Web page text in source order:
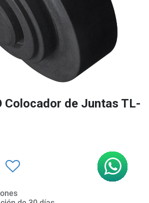
Colocador de Juntas TL-